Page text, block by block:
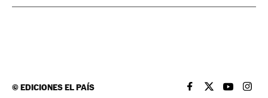
©EDICIONES EL PAÍS EL PAÍS BRASIL EN
EL PAÍSEL PAÍS
EL